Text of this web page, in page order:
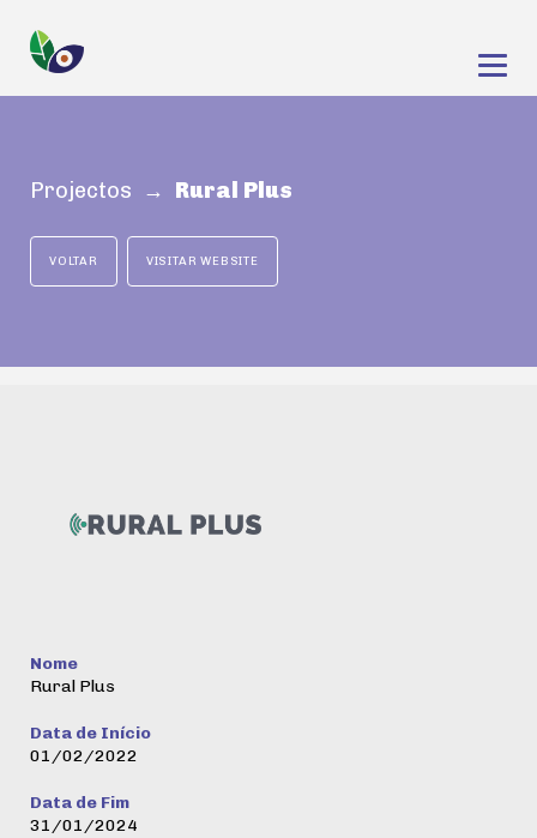
Projectos → Rural Plus
VOLTAR VISITAR WEBSITE
Nome
Rural Plus
Data de Início
01/02/2022
Data de Fim
31/01/2024